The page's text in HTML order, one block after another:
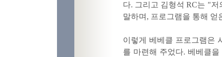
다. 그리고 김형석 RC는 "
말하며, 프로그램을 통해
이렇게 베베클 프로그램은
를 마련해 주었다. 베베클